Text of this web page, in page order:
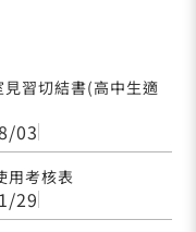
習切結書(高中生適
03
用考核表
29